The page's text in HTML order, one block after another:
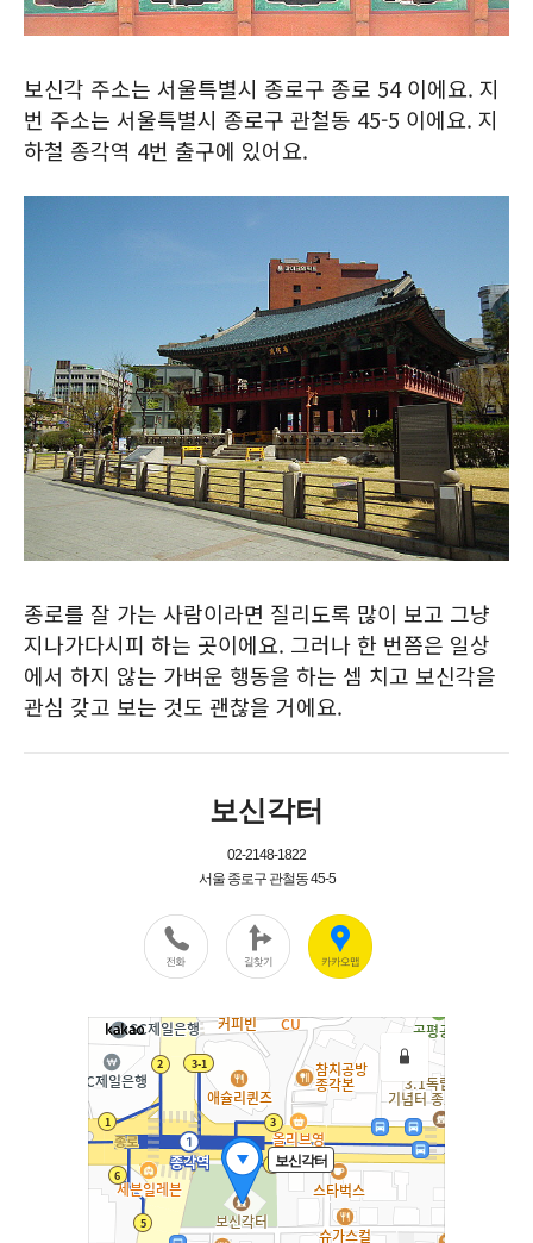
보신각 주소는 서울특별시 종로구 종로 54 이에요. 지
번 주소는 서울특별시 종로구 관철동 45-5 이에요. 지
하철 종각역 4번 출구에 있어요.
종로를 잘 가는 사람이라면 질리도록 많이 보고 그냥
지나가다시피 하는 곳이에요. 그러나 한 번쯤은 일상
에서 하지 않는 가벼운 행동을 하는 셈 치고 보신각을
관심 갖고 보는 것도 괜찮을 거에요.